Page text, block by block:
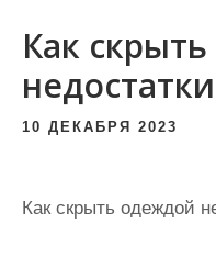
Как
10 ДЕКАБРЯ 2023
Как скрыть одеждой